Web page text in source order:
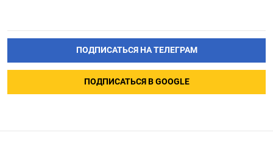
ПОДПИСАТЬСЯ НА ТЕЛЕГРАМ
ПОДПИСАТЬСЯ В GOOGLE